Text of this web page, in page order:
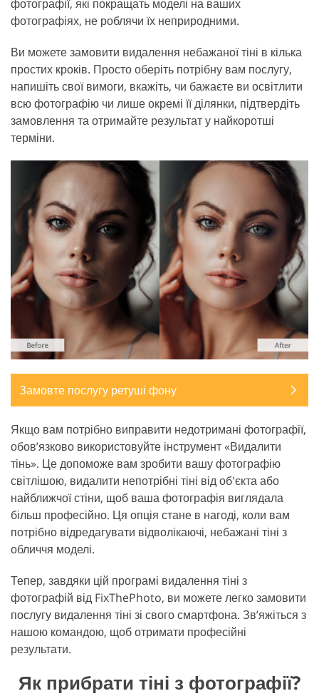
фотографії, які покращать моделі на ваших
фотографіях, не роблячи їх неприродними.
Ви можете замовити видалення небажаної тіні в кілька
простих кроків. Просто оберіть потрібну вам послугу,
напишіть свої вимоги, вкажіть, чи бажаєте ви освітлити
всю фотографію чи лише окремі її ділянки, підтвердіть
замовлення та отримайте результат у найкоротші
терміни.
Замовте послугу ретуші фону
Якщо вам потрібно виправити недотримані фотографії,
обов’язково використовуйте інструмент «Видалити
тінь». Це допоможе вам зробити вашу фотографію
світлішою, видалити непотрібні тіні від об'єкта або
найближчої стіни, щоб ваша фотографія виглядала
більш професійно. Ця опція стане в нагоді, коли вам
потрібно відредагувати відволікаючі, небажані тіні з
обличчя моделі.
Тепер, завдяки цій програмі видалення тіні з
фотографій від FixThePhoto, ви можете легко замовити
послугу видалення тіні зі свого смартфона. Зв’яжіться з
нашою командою, щоб отримати професійні
результати.
Як прибрати тіні з фотографії?